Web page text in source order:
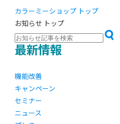
カラーミーショップ トップ
お知らせ トップ
最新情報
機能改善
キャンペーン
セミナー
ニュース